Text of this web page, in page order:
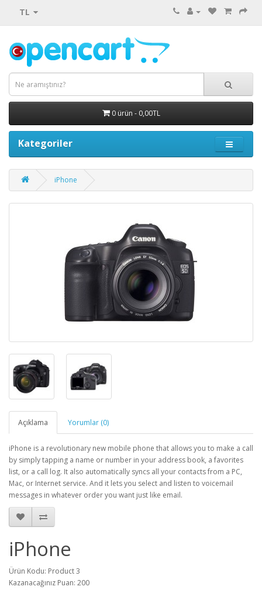
TL
0 ürün - 0,00TL
Kategoriler
iPhone
Açıklama Yorumlar (0)
iPhone is a revolutionary new mobile phone that allows you to make a call
by simply tapping a name or number in your address book, a favorites
list, or a call log. It also automatically syncs all your contacts from a PC,
Mac, or Internet service. And it lets you select and listen to voicemail
messages in whatever order you want just like email.
iPhone
Ürün Kodu: Product 3
Kazanacağınız Puan: 200